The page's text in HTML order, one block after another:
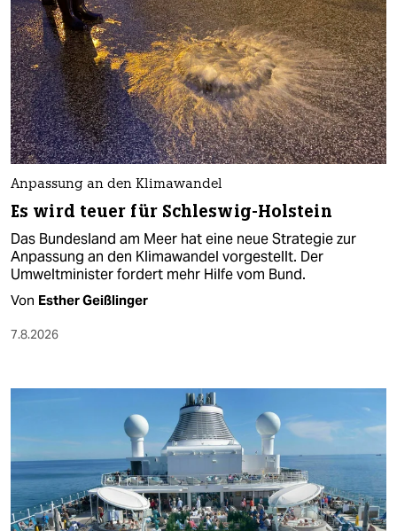
Anpassung an den Klimawandel
Es wird teuer für Schleswig-Holstein
Das Bundesland am Meer hat eine neue Strategie zur
Anpassung an den Klimawandel vorgestellt. Der
Umweltminister fordert mehr Hilfe vom Bund.
Von Esther Geißlinger
7.8.2026